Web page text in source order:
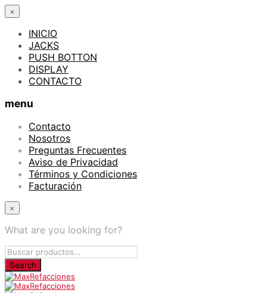
×
INICIO
JACKS
PUSH BOTTON
DISPLAY
CONTACTO
menu
Contacto
Nosotros
Preguntas Frecuentes
Aviso de Privacidad
Términos y Condiciones
Facturación
×
What are you looking for?